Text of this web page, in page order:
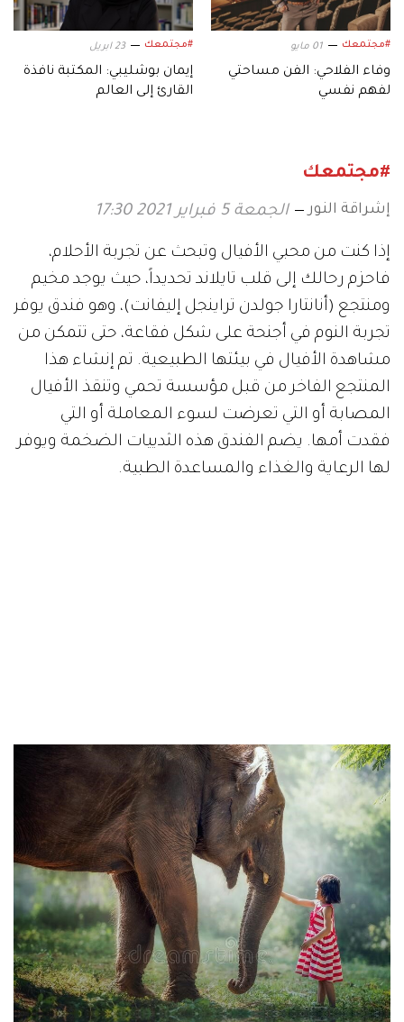
#مجتمعك 01 مايو
وفاء الفلاحي: الفن مساحتي
لفهم نفسي
#مجتمعك 23 ابريل
إيمان بوشليبي: المكتبة نافذة
القارئ إلى العالم
#مجتمعك
إشراقة النور الجمعة 5 فبراير 2021 17:30
إذا كنت من محبي الأفيال وتبحث عن تجربة الأحلام،
فاحزم رحالك إلى قلب تايلاند تحديداً، حيث يوجد مخيم
ومنتجع (أنانتارا جولدن تراينجل إليفانت)، وهو فندق يوفر
تجربة النوم في أجنحة على شكل فقاعة، حتى تتمكن من
مشاهدة الأفيال في بيئتها الطبيعية. تم إنشاء هذا
المنتجع الفاخر من قبل مؤسسة تحمي وتنقذ الأفيال
المصابة أو التي تعرضت لسوء المعاملة أو التي
فقدت أمها. يضم الفندق هذه الثدييات الضخمة ويوفر
لها الرعاية والغذاء والمساعدة الطبية.